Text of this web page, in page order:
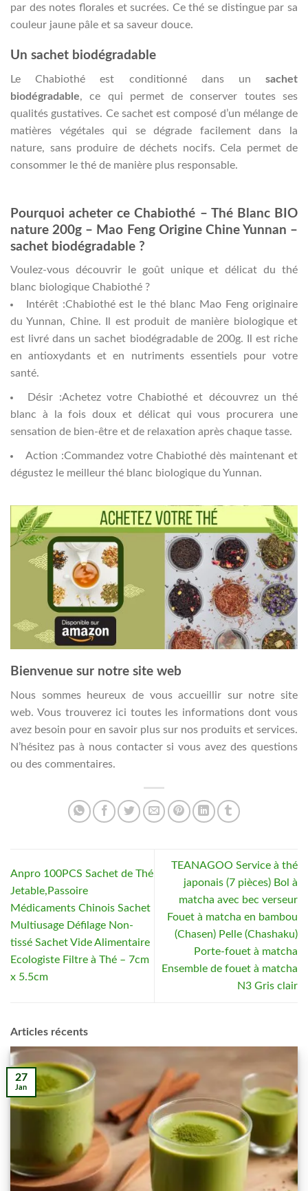
par des notes florales et sucrées. Ce thé se distingue par sa
couleur jaune pâle et sa saveur douce.
Un sachet biodégradable
Le Chabiothé est conditionné dans un sachet
biodégradable, ce qui permet de conserver toutes ses
qualités gustatives. Ce sachet est composé d’un mélange de
matières végétales qui se dégrade facilement dans la
nature, sans produire de déchets nocifs. Cela permet de
consommer le thé de manière plus responsable.
Pourquoi acheter ce Chabiothé – Thé Blanc BIO
nature 200g – Mao Feng Origine Chine Yunnan –
sachet biodégradable ?
Voulez-vous découvrir le goût unique et délicat du thé
blanc biologique Chabiothé ?
Intérêt :Chabiothé est le thé blanc Mao Feng originaire
du Yunnan, Chine. Il est produit de manière biologique et
est livré dans un sachet biodégradable de 200g. Il est riche
en antioxydants et en nutriments essentiels pour votre
santé.
Désir :Achetez votre Chabiothé et découvrez un thé
blanc à la fois doux et délicat qui vous procurera une
sensation de bien-être et de relaxation après chaque tasse.
Action :Commandez votre Chabiothé dès maintenant et
dégustez le meilleur thé blanc biologique du Yunnan.
Bienvenue sur notre site web
Nous sommes heureux de vous accueillir sur notre site
web. Vous trouverez ici toutes les informations dont vous
avez besoin pour en savoir plus sur nos produits et services.
N’hésitez pas à nous contacter si vous avez des questions
ou des commentaires.
Anpro 100PCS Sachet de Thé
Jetable,Passoire
Médicaments Chinois Sachet
Multiusage Défilage Non-
tissé Sachet Vide Alimentaire
Ecologiste Filtre à Thé – 7cm
x 5.5cm
TEANAGOO Service à thé
japonais (7 pièces) Bol à
matcha avec bec verseur
Fouet à matcha en bambou
(Chasen) Pelle (Chashaku)
Porte-fouet à matcha
Ensemble de fouet à matcha
N3 Gris clair
Articles récents
27
Jan